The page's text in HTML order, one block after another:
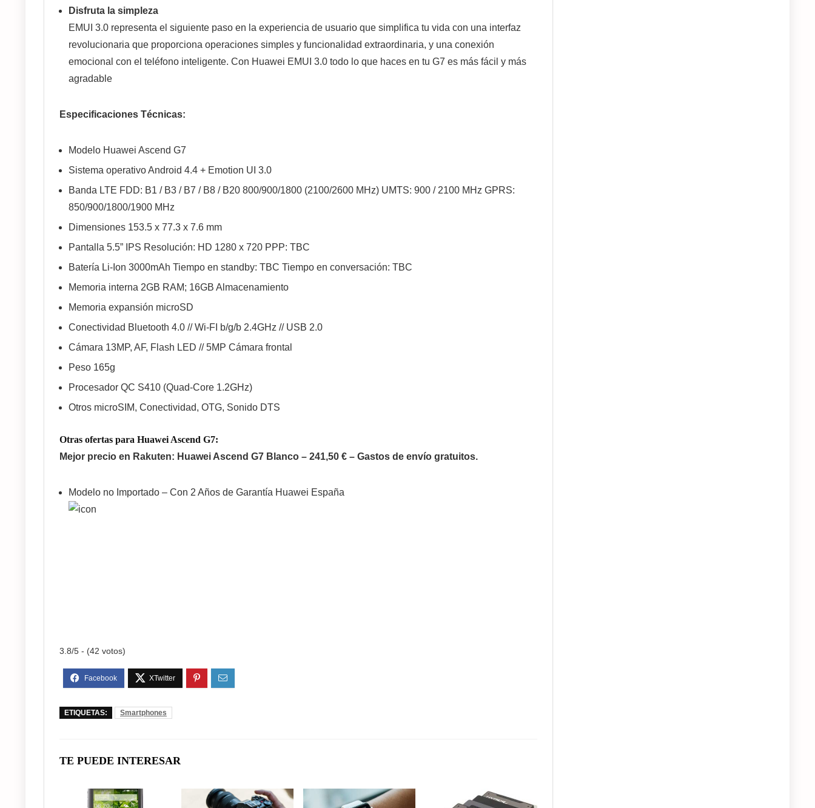
Disfruta la simpleza
EMUI 3.0 representa el siguiente paso en la experiencia de usuario que simplifica tu vida con una interfaz
revolucionaria que proporciona operaciones simples y funcionalidad extraordinaria, y una conexión
emocional con el teléfono inteligente. Con Huawei EMUI 3.0 todo lo que haces en tu G7 es más fácil y más
agradable
Especificaciones Técnicas:
Modelo Huawei Ascend G7
Sistema operativo Android 4.4 + Emotion UI 3.0
Banda LTE FDD: B1 / B3 / B7 / B8 / B20 800/900/1800 (2100/2600 MHz) UMTS: 900 / 2100 MHz GPRS:
850/900/1800/1900 MHz
Dimensiones 153.5 x 77.3 x 7.6 mm
Pantalla 5.5” IPS Resolución: HD 1280 x 720 PPP: TBC
Batería Li-Ion 3000mAh Tiempo en standby: TBC Tiempo en conversación: TBC
Memoria interna 2GB RAM; 16GB Almacenamiento
Memoria expansión microSD
Conectividad Bluetooth 4.0 // Wi-FI b/g/b 2.4GHz // USB 2.0
Cámara 13MP, AF, Flash LED // 5MP Cámara frontal
Peso 165g
Procesador QC S410 (Quad-Core 1.2GHz)
Otros microSIM, Conectividad, OTG, Sonido DTS
Otras ofertas para Huawei Ascend G7:
Mejor precio en Rakuten: Huawei Ascend G7 Blanco – 241,50 € – Gastos de envío gratuitos.
Modelo no Importado – Con 2 Años de Garantía Huawei España
3.8/5 - (42 votos)
ETIQUETAS: Smartphones
TE PUEDE INTERESAR